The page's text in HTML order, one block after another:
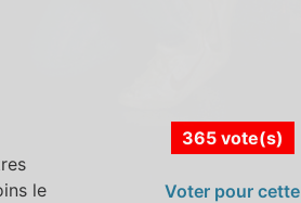
le
365 vote(s)
Voter pour cette